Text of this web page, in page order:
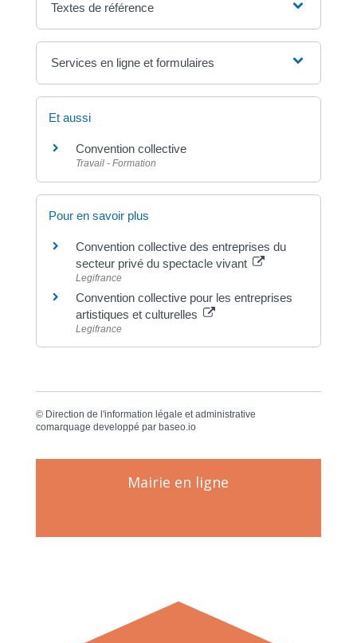
Textes de référence
Services en ligne et formulaires
Et aussi
Convention collective
Travail - Formation
Pour en savoir plus
Convention collective des entreprises du
secteur privé du spectacle vivant
Legifrance
Convention collective pour les entreprises
artistiques et culturelles
Legifrance
© Direction de l'information légale et administrative
comarquage developpé par baseo.io
Mairie en ligne